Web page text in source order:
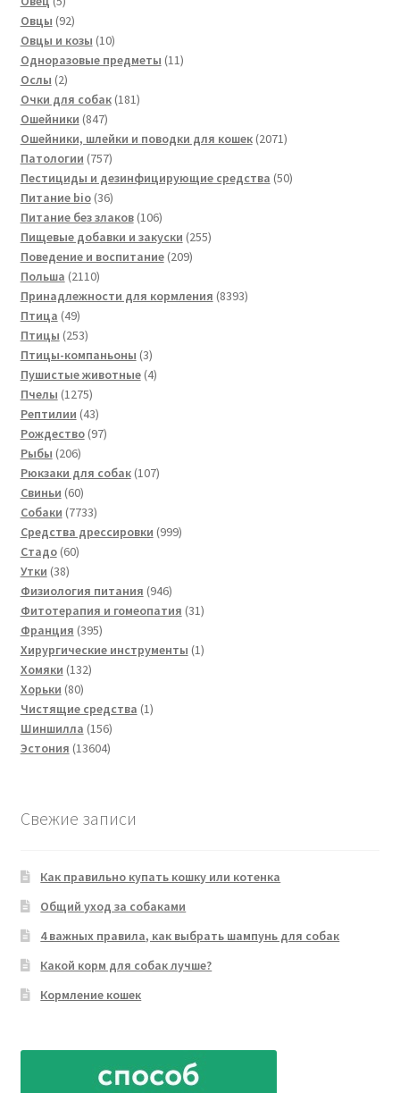
товаров
Овцы 9292
товара
Овцы и козы 1010
товаров
Одноразовые предметы 1111
Ослы 22
товара
Очки для собак 181181
Ошейники 847847
товаров
Ошейники, шлейки и поводки для кошек 20712071
Патологии 757757
товаров
Пестициды и дезинфицирующие средства 5050
Питание bio 3636
товаров
Питание без злаков 106106
товаров
Пищевые добавки и закуски 255255
Поведение и воспитание 209209
Польша 21102110
товаров
Принадлежности для кормления 83938393
Птица 4949
товаров
Птицы 253253
товара
Птицы-компаньоны 33
товара
Пушистые животные 44
Пчелы 12751275
товаров
Рептилии 4343
товара
Рождество 9797
Рыбы 206206
товаров
Рюкзаки для собак 107107
Свиньи 6060
товаров
Собаки 77337733
товара
Средства дрессировки 999999
Стадо 6060
Утки 3838
товаров
Физиология питания 946946
товаров
Фитотерапия и гомеопатия 3131
Франция 395395
товаров
Хирургические инструменты 11
Хомяки 132132
Хорьки 8080
товаров
Чистящие средства 11
Шиншилла 156156
товаров
Эстония 1360413604
Свежие записи
Как правильно купать кошку или котенка
Общий уход за собаками
4 важных правила, как выбрать шампунь для собак
Какой корм для собак лучше?
Кормление кошек